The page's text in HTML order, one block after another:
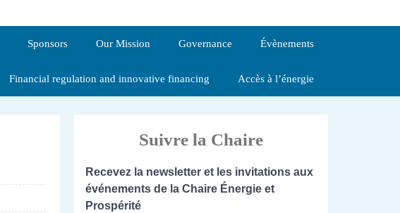
Sponsors Our Mission Governance Évènements
Financial regulation and innovative financing Accès à l’énergie
Suivre la Chaire
Recevez la newsletter et les invitations aux
événements de la Chaire Énergie et
Prospérité